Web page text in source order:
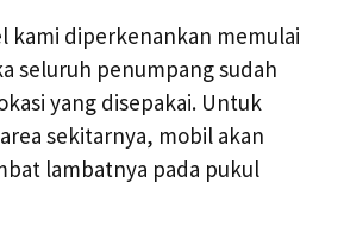
kami diperkenankan memulai
seluruh penumpang sudah
yang disepakai. Untuk
sekitarnya, mobil akan
lambatnya pada pukul